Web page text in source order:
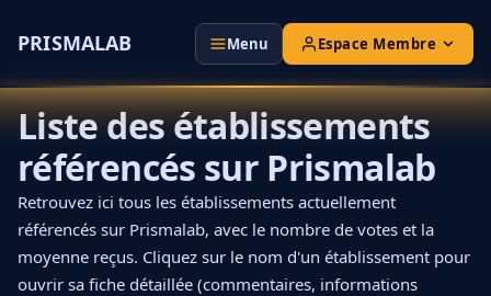
PRISMALAB Menu Espace Membre
Liste des établissements
référencés sur Prismalab
Retrouvez ici tous les établissements actuellement
référencés sur Prismalab, avec le nombre de votes et la
moyenne reçus. Cliquez sur le nom d'un établissement pour
ouvrir sa fiche détaillée (commentaires, informations